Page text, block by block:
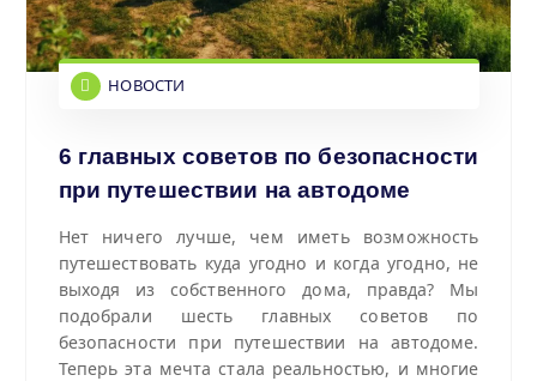
НОВОСТИ
6 главных советов по безопасности
при путешествии на автодоме
Нет ничего лучше, чем иметь возможность
путешествовать куда угодно и когда угодно, не
выходя из собственного дома, правда? Мы
подобрали шесть главных советов по
безопасности при путешествии на автодоме.
Теперь эта мечта стала реальностью, и многие